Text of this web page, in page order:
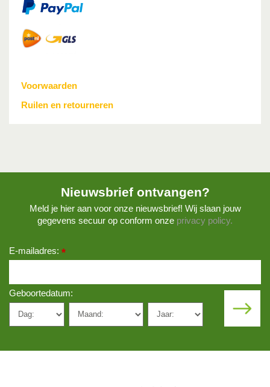
Voorwaarden
Ruilen en retourneren
Nieuwsbrief ontvangen?
Meld je hier aan voor onze nieuwsbrief! Wij slaan jouw
gegevens secuur op conform onze privacy policy.
E-mailadres: *
Geboortedatum: